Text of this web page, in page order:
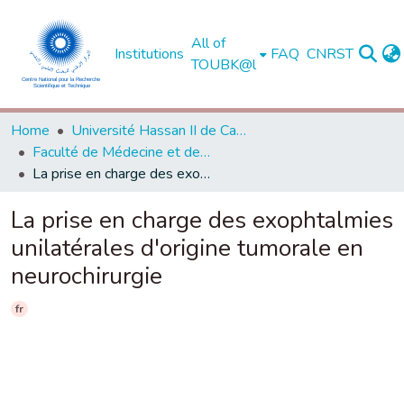
Institutions
All of
TOUBK@l
FAQ CNRST
Home
Université Hassan II de Casablanca
Faculté de Médecine et de Pharmacie - Casablanca
La prise en charge des exophtalmies unilatérales d'origine tumorale en neurochirurgie
La prise en charge des exophtalmies
unilatérales d'origine tumorale en
neurochirurgie
fr